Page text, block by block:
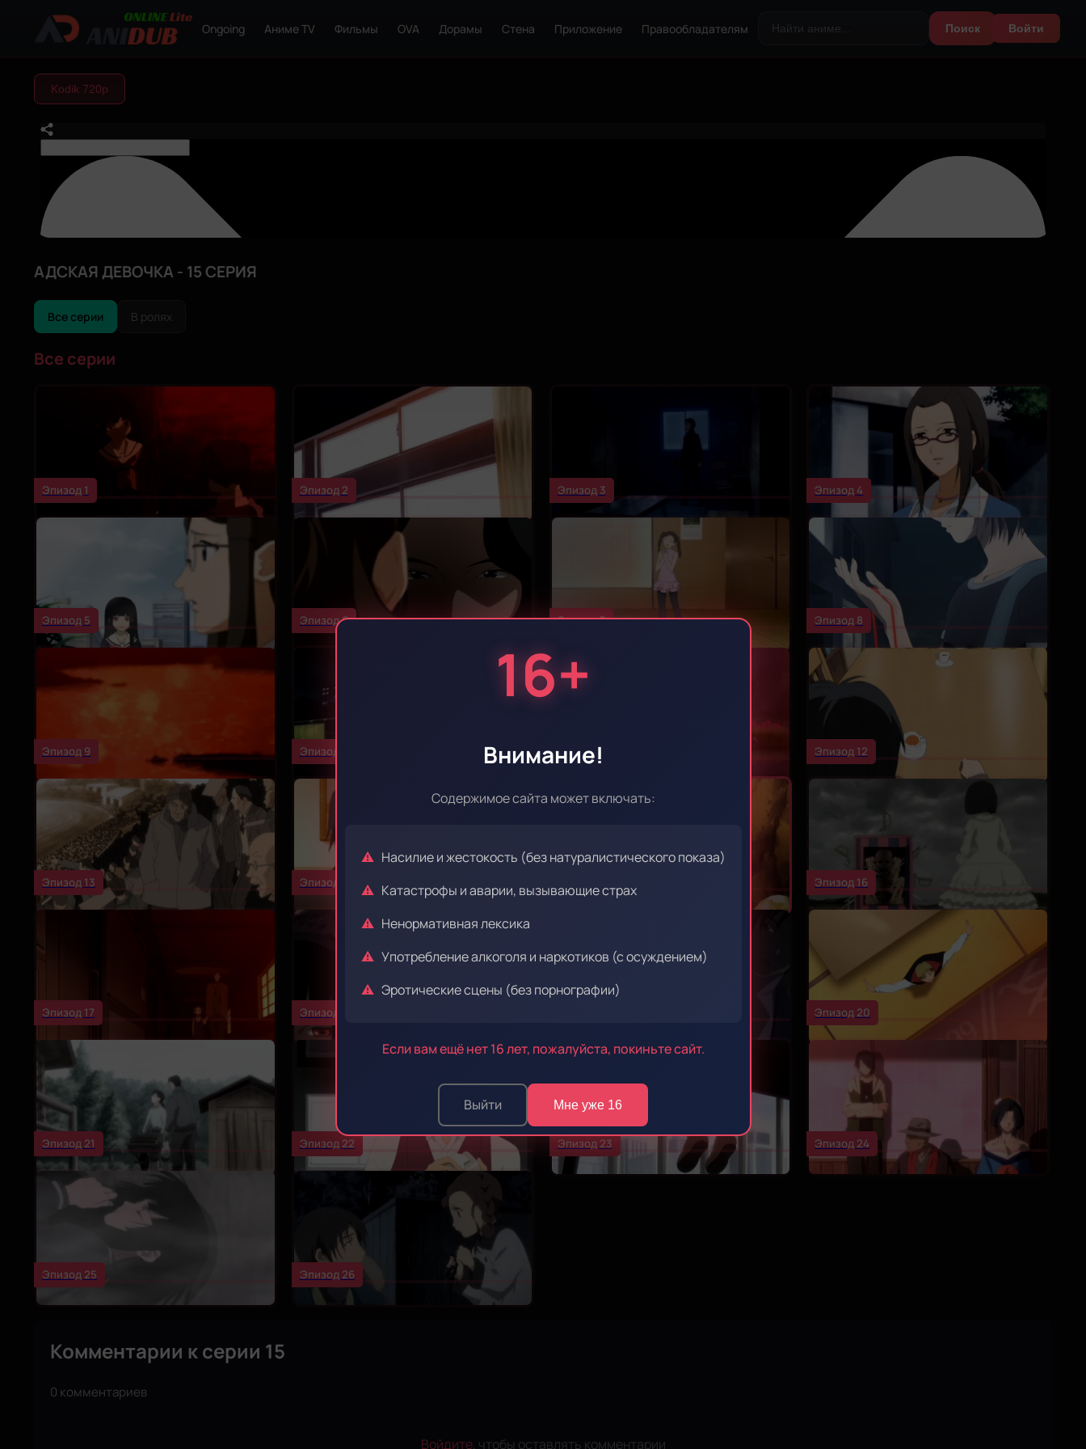
16+
Внимание!
Содержимое сайта может включать:
Насилие и жестокость (без натуралистического показа)
Катастрофы и аварии, вызывающие страх
Ненормативная лексика
Употребление алкоголя и наркотиков (с осуждением)
Эротические сцены (без порнографии)
Если вам ещё нет 16 лет, пожалуйста, покиньте сайт.
Выйти Мне уже 16
Ongoing Аниме TV Фильмы OVA Дорамы Стена Приложение Правообладателям Поиск Войти
Kodik 720р
АДСКАЯ ДЕВОЧКА - 15 СЕРИЯ
Все серии В ролях
Все серии
Эпизод 1 Эпизод 2 Эпизод 3 Эпизод 4
Эпизод 5 Эпизод 6 Эпизод 7 Эпизод 8
Эпизод 9 Эпизод 10 Эпизод 11 Эпизод 12
Эпизод 13 Эпизод 14 Эпизод 16
Эпизод 17 Эпизод 18 Эпизод 20
Эпизод 21 Эпизод 22 Эпизод 23 Эпизод 24
Эпизод 25 Эпизод 26
Комментарии к серии 15
0 комментариев
Войдите, чтобы оставлять комментарии